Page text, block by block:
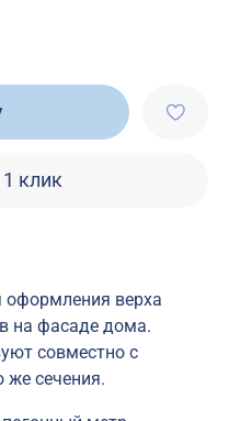
клик
оформления верха
на фасаде дома.
совместно с
же сечения.